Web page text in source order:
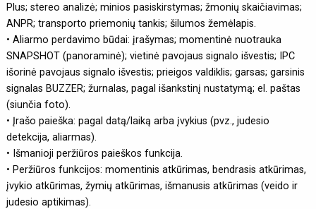
Plus; stereo analizė; minios pasiskirstymas; žmonių skaičiavimas;
ANPR; transporto priemonių tankis; šilumos žemėlapis.
• Aliarmo perdavimo būdai: įrašymas; momentinė nuotrauka
SNAPSHOT (panoraminė); vietinė pavojaus signalo išvestis; IPC
išorinė pavojaus signalo išvestis; prieigos valdiklis; garsas; garsinis
signalas BUZZER; žurnalas, pagal išankstinį nustatymą; el. paštas
(siunčia foto).
• Įrašo paieška: pagal datą/laiką arba įvykius (pvz., judesio
detekcija, aliarmas).
• Išmanioji peržiūros paieškos funkcija.
• Peržiūros funkcijos: momentinis atkūrimas, bendrasis atkūrimas,
įvykio atkūrimas, žymių atkūrimas, išmanusis atkūrimas (veido ir
judesio aptikimas).